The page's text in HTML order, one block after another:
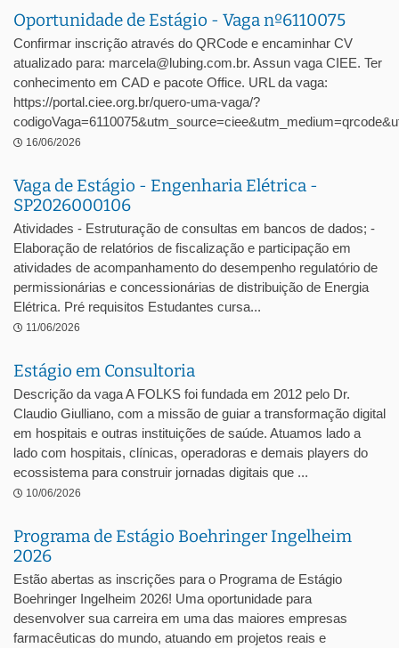
Oportunidade de Estágio - Vaga nº6110075
Confirmar inscrição através do QRCode e encaminhar CV
atualizado para: marcela@lubing.com.br. Assun vaga CIEE. Ter
conhecimento em CAD e pacote Office. URL da vaga:
https://portal.ciee.org.br/quero-uma-vaga/?
16/06/2026
Vaga de Estágio - Engenharia Elétrica -
SP2026000106
Atividades - Estruturação de consultas em bancos de dados; -
Elaboração de relatórios de fiscalização e participação em
atividades de acompanhamento do desempenho regulatório de
permissionárias e concessionárias de distribuição de Energia
Elétrica. Pré requisitos Estudantes cursa...
11/06/2026
Estágio em Consultoria
Descrição da vaga A FOLKS foi fundada em 2012 pelo Dr.
Claudio Giulliano, com a missão de guiar a transformação digital
em hospitais e outras instituições de saúde. Atuamos lado a
lado com hospitais, clínicas, operadoras e demais players do
ecossistema para construir jornadas digitais que ...
10/06/2026
Programa de Estágio Boehringer Ingelheim
2026
Estão abertas as inscrições para o Programa de Estágio
Boehringer Ingelheim 2026! Uma oportunidade para
desenvolver sua carreira em uma das maiores empresas
farmacêuticas do mundo, atuando em projetos reais e